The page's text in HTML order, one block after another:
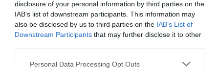
disclosure of your personal information by third parties on the
IAB’s list of downstream participants. This information may
also be disclosed by us to third parties on the IAB’s List of
Downstream Participants that may further disclose it to other
Personal Data Processing Opt Outs
Pointe‑à‑Pitre – Panama City : Air France ouvre un pont
aérien vers l’Amérique latine